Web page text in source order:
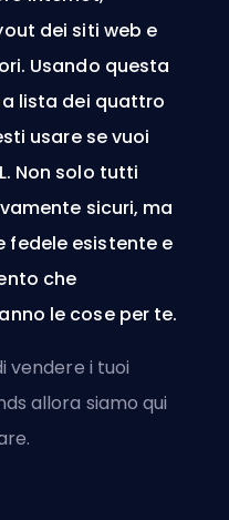
dei siti web e
Usando questa
lista dei quattro
usare se vuoi
Non solo tutti
sicuri, ma
fedele esistente e
che
le cose per te.
vendere i tuoi
allora siamo qui